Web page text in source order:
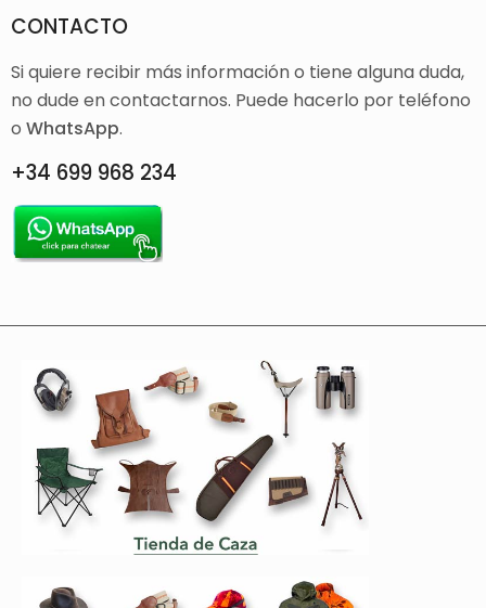
CONTACTO
Si quiere recibir más información o tiene alguna duda,
no dude en contactarnos. Puede hacerlo por teléfono
o WhatsApp.
+34 699 968 234